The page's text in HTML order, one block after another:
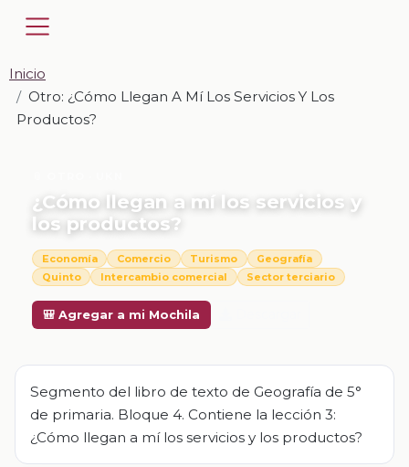
Inicio
Otro: ¿Cómo Llegan A Mí Los Servicios Y Los
Productos?
¿Cómo llegan a mí los servicios y
los productos?
Economía Comercio Turismo
Geografía
Quinto
Intercambio comercial Sector terciario
🎒 Agregar a mi Mochila
Segmento del libro de texto de Geografía de 5°
de primaria. Bloque 4. Contiene la lección 3:
¿Cómo llegan a mí los servicios y los productos?